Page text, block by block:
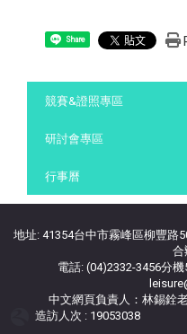
Share
競賽&證照專區
研討會專區
行事曆
地址: 41354台中市霧峰區柳豐路
合
電話: (04)2332-3456分
中文網頁負責人：林錫銓
造訪人次 : 19053038